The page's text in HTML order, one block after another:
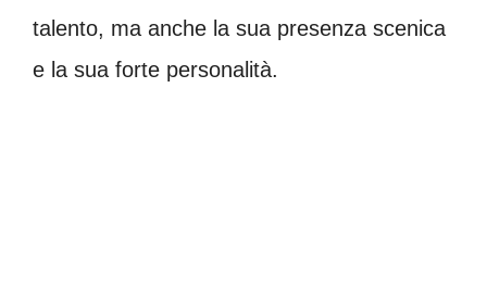
talento, ma anche la sua presenza scenica
e la sua forte personalità.